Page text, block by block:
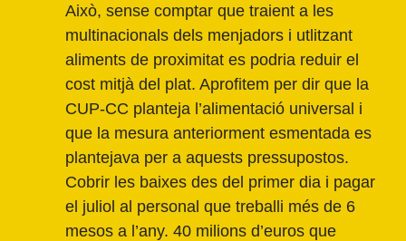
Això, sense comptar que traient a les
multinacionals dels menjadors i utlitzant
aliments de proximitat es podria reduir el
cost mitjà del plat. Aprofitem per dir que la
CUP-CC planteja l’alimentació universal i
que la mesura anteriorment esmentada es
plantejava per a aquests pressupostos.
Cobrir les baixes des del primer dia i pagar
el juliol al personal que treballi més de 6
mesos a l’any. 40 milions d’euros que